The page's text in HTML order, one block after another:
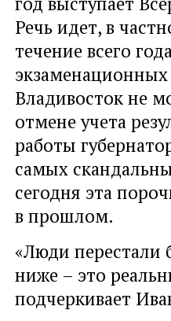
Речь идет, в
течение всего
Владивосток не
отмене учета
работы
самых
сегодня эта
в прошлом.
«Люди перестали
ниже – это
подчеркивает